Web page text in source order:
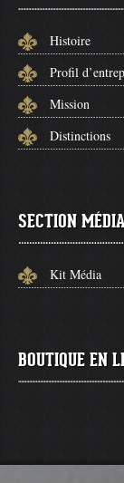
Histoire
Profil
Mission
Distinctions
SECTION
Kit Média
BOUTIQUE EN